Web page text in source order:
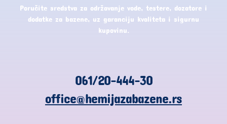
Poručite sredstva za održavanje vode, testere, dozatore i
dodatke za bazene, uz garanciju kvaliteta i sigurnu
kupovinu.
061/20-444-30
office@hemijazabazene.rs